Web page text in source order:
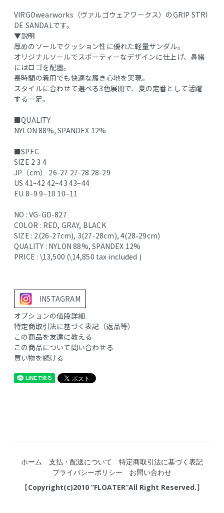
VIRGOwearworks（ヴァルゴウェアワークス）のGRIP STRI
DE SANDALです。
▼説明
厚めのソールでクッション性に優れた軽量サンダル。
オリジナルソールでスポーティーなデザインに仕上げ、鼻緒
にはロゴを配置。
長時間の着用でも快適な履き心地を実現。
スタイルに合わせて選べる3色展開で、夏の定番として活躍
する一足。
■QUALITY
NYLON 88%, SPANDEX 12%
■SPEC
SIZE 2 3 4
JP（cm） 26-27 27-28 28-29
US 41–42 42–43 43–44
EU 8–9 9–10 10–11
NO : VG-GD-827
COLOR : RED, GRAY, BLACK
SIZE : 2(26-27cm), 3(27-28cm), 4(28-29cm)
QUALITY : NYLON 88%, SPANDEX 12%
PRICE : \13,500 (\14,850 tax included )
INSTAGRAM
オプションの値段詳細
特定商取引法に基づく表記（返品等）
この商品を友達に教える
この商品について問い合わせる
買い物を続ける
ホーム 支払・配送について
特定商取引法に基づく表記
プライバシーポリシー
お問い合わせ
【Copyright(c)2010 ”FLOATER”All Right Reserved.】